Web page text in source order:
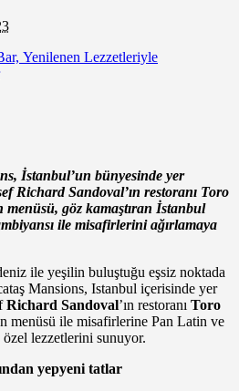
İstanbul’un bünyesinde yer
Richard Sandoval’ın restoranı Toro
göz kamaştıran İstanbul
ile misafirlerini ağırlamaya
ile yeşilin buluştuğu eşsiz noktada
Mansions, Istanbul içerisinde yer
Richard Sandoval’ın restoranı Toro
menüsü ile misafirlerine Pan Latin ve
lezzetlerini sunuyor.
yepyeni tatlar